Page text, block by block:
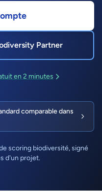
Partner
en 2 minutes
comparable dans
scoring biodiversité, signé
d'un projet.